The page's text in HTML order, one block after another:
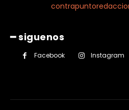
━ siguenos
Facebook Instagram